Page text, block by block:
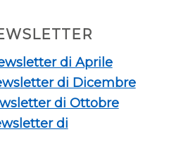
di Aprile
di Dicembre
di Ottobre
di